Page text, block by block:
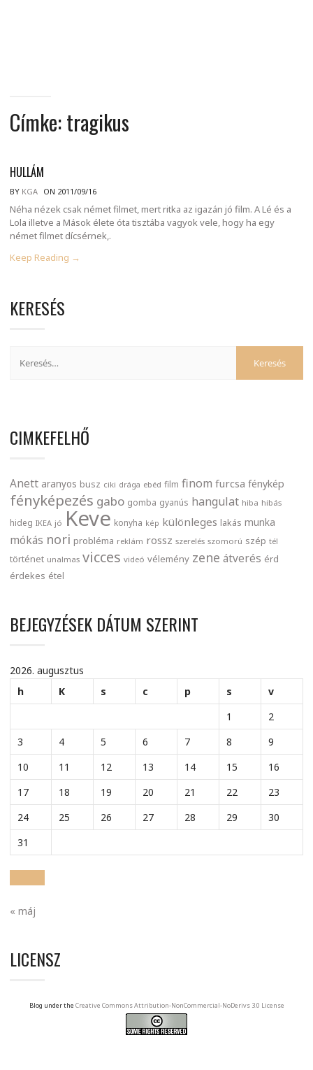
Címke:tragikus
HULLÁM
BY KGA ON 2011/09/16
Néha nézek csak német filmet, mert ritka az igazán jó film. A Lé és a
Lola illetve a Mások élete óta tisztába vagyok vele, hogy ha egy
német filmet dícsérnek,.
Keep Reading →
KERESÉS
CIMKEFELHŐ
Anett aranyos busz ciki drága ebéd film finom furcsa fénykép
fényképezés gabo gomba gyanús hangulat hiba hibás
hideg IKEA jó Keve konyha kép különleges lakás munka
mókás nori probléma reklám rossz szerelés szomorú szép tél
történet unalmas vicces videó vélemény zene átverés érd
érdekes étel
BEJEGYZÉSEK DÁTUM SZERINT
2026. augusztus
h
K s c p s
v
1
2
3
4 5 6 7 8
9
10
11 12 13 14 15
16
17
18 19 20 21 22
23
24
25 26 27 28 29
30
31
« máj
LICENSZ
Blog under the Creative Commons Attribution-NonCommercial-NoDerivs 3.0 License